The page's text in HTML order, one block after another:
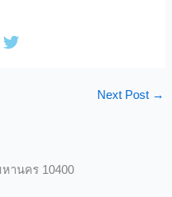
Next Post →
านคร 10400